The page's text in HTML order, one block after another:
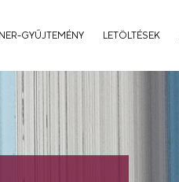
GYŰJTEMÉNY LETÖLTÉSEK